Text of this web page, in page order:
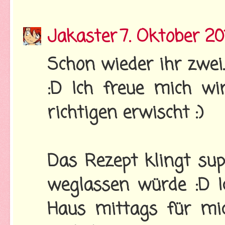
Jakaster7. Oktober
Schon wieder ihr
:D Ich freue mich
richtigen erwischt :)
Das Rezept klingt
weglassen würde :D
Haus mittags für